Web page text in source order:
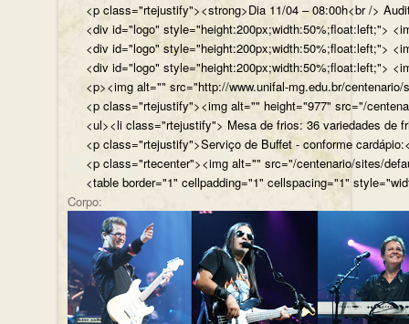
<p class="rtejustify"><strong>Dia 11/04 – 08:00h<br />
<div id="logo" style="height:200px;width:50%;float:left;">
<div id="logo" style="height:200px;width:50%;float:left;">
<div id="logo" style="height:200px;width:50%;float:left;">
<p><img alt="" src="http://www.unifal-mg.edu.br/
<p class="rtejustify"><img alt="" height="977" src="/
<ul><li class="rtejustify"> Mesa de frios: 36 variedades de
<p class="rtejustify">Serviço de Buffet - conforme
<p class="rtecenter"><img alt="" src="/centenario/sites/
<table border="1" cellpadding="1" cellspacing="1"
Corpo: